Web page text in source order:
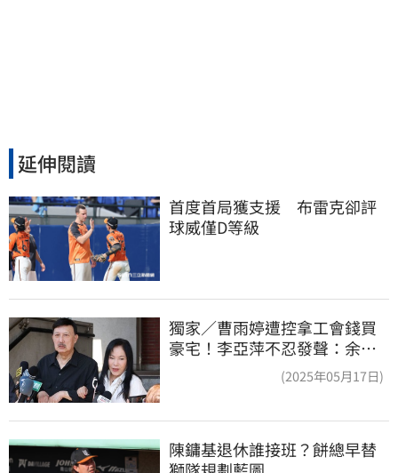
延伸閱讀
首度首局獲支援　布雷克卻評
球威僅D等級
獨家／曹雨婷遭控拿工會錢買
豪宅！李亞萍不忍發聲：余天
(2025年05月17日)
陳鏞基退休誰接班？餅總早替